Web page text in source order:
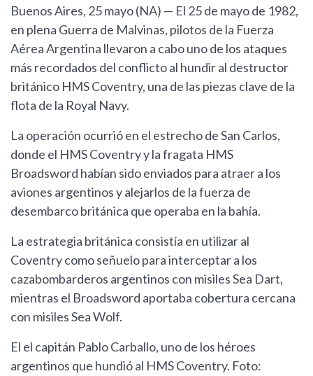
Buenos Aires, 25 mayo (NA) — El 25 de mayo de 1982,
en plena Guerra de Malvinas, pilotos de la Fuerza
Aérea Argentina llevaron a cabo uno de los ataques
más recordados del conflicto al hundir al destructor
británico HMS Coventry, una de las piezas clave de la
flota de la Royal Navy.
La operación ocurrió en el estrecho de San Carlos,
donde el HMS Coventry y la fragata HMS
Broadsword habían sido enviados para atraer a los
aviones argentinos y alejarlos de la fuerza de
desembarco británica que operaba en la bahía.
La estrategia británica consistía en utilizar al
Coventry como señuelo para interceptar a los
cazabombarderos argentinos con misiles Sea Dart,
mientras el Broadsword aportaba cobertura cercana
con misiles Sea Wolf.
El el capitán Pablo Carballo, uno de los héroes
argentinos que hundió al HMS Coventry. Foto: